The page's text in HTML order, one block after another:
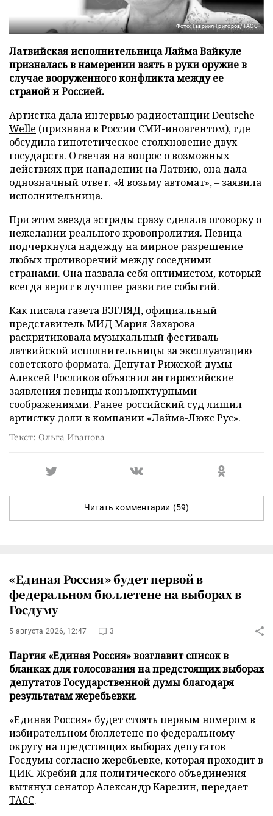
Фото: Гавриил Григоров/ТАСС
Латвийская исполнительница Лайма Вайкуле
призналась в намерении взять в руки оружие в
случае вооруженного конфликта между ее
страной и Россией.
Артистка дала интервью радиостанцииDeutsche
Welle (признана в России СМИ-иноагентом), где
обсудила гипотетическое столкновение двух
государств. Отвечая на вопрос о возможных
действиях при нападении на Латвию, она дала
однозначный ответ. «Я возьму автомат», – заявила
исполнительница.
При этом звезда эстрады сразу сделала оговорку о
нежелании реального кровопролития. Певица
подчеркнула надежду на мирное разрешение
любых противоречий между соседними
странами. Она назвала себя оптимистом, который
всегда верит в лучшее развитие событий.
Как писала газета ВЗГЛЯД, официальный
представитель МИД Мария Захарова
раскритиковаламузыкальный фестиваль
латвийской исполнительницы за эксплуатацию
советского формата. Депутат Рижской думы
Алексей Росликов объяснил антироссийские
заявления певицы конъюнктурными
соображениями. Ранее российский суд лишил
артистку доли в компании «Лайма-Люкс Рус».
Текст: Ольга Иванова
Читать комментарии (59)
«Единая Россия» будет первой в
федеральном бюллетене на выборах в
Госдуму
5 августа 2026, 12:47 3
Партия «Единая Россия» возглавит список в
бланках для голосования на предстоящих выборах
депутатов Государственной думы благодаря
результатам жеребьевки.
«Единая Россия» будет стоять первым номером в
избирательном бюллетене по федеральному
округу на предстоящих выборах депутатов
Госдумы согласно жеребьевке, которая проходит в
ЦИК. Жребий для политического объединения
вытянул сенатор Александр Карелин, передает
ТАСС.